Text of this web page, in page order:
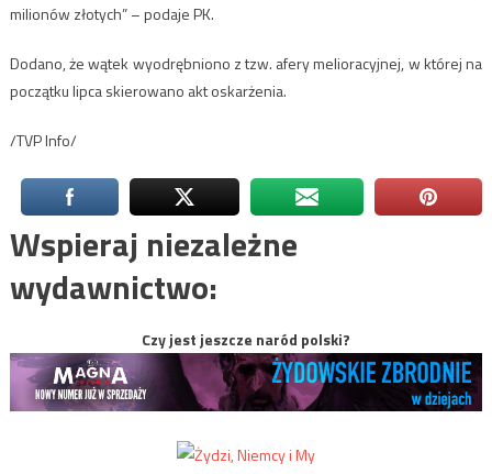
milionów złotych” – podaje PK.
Dodano, że wątek wyodrębniono z tzw. afery melioracyjnej, w której na
początku lipca skierowano akt oskarżenia.
/TVP Info/
Wspieraj niezależne
wydawnictwo:
Czy jest jeszcze naród polski?